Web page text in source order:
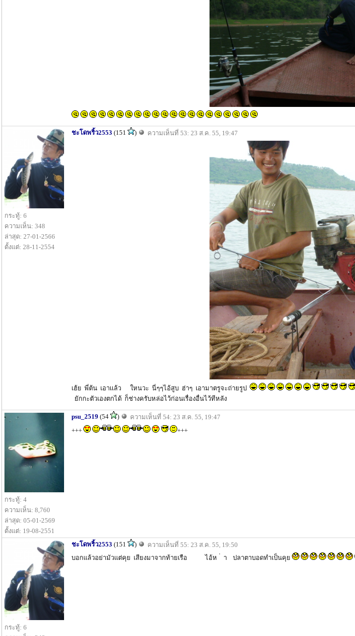
กระทู้: 6
ความเห็น: 348
ล่าสุด: 27-01-2566
ตั้งแต่: 28-11-2554
ชะโดพริ้ว2553 (151 ) ความเห็นที่ 53: 23 ส.ค. 55, 19:47
เฮ้ย พี่ต้น เอาเเล้ว ใหนวะ นี่ๆๆไอ้สูบ ฮ่าๆ เอามาตรูจะถ่ายรูป
ยักกะตัวเองตกได้ ก็ช่างครับหล่อไว้ก่อนเรื่องอื่นไว้ทีหลัง
กระทู้: 4
ความเห็น: 8,760
ล่าสุด: 05-01-2569
ตั้งแต่: 19-08-2551
psu_2519 (54 )
ความเห็นที่ 54: 23 ส.ค. 55, 19:47
+++
+++
กระทู้: 6
ชะโดพริ้ว2553 (151 )
ความเห็นที่ 55: 23 ส.ค. 55, 19:50
บอกแล้วอย่ามัวแต่คุย เสียงมาจากท้ายเรือ ไอ้ห ่ า ปลาตาบอดทำเป็นคุย